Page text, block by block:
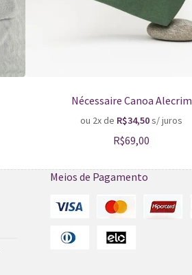
Nécessaire Canoa Alecrim
ou 2x de R$34,50s/ juros
R$69,00
Meios de Pagamento